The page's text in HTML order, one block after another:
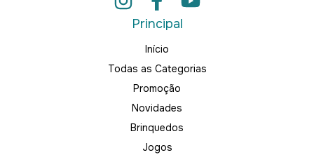
Principal
Início
Todas as Categorias
Promoção
Novidades
Brinquedos
Jogos